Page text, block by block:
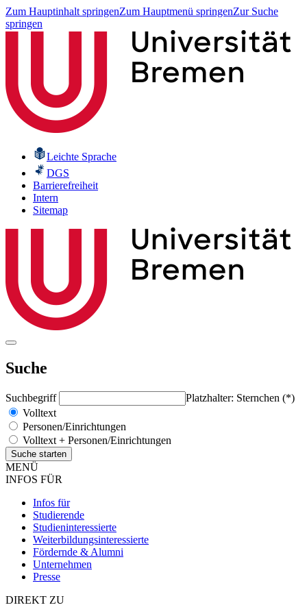
Zum Hauptinhalt springenZum Hauptmenü springenZur Suche
springen
Leichte Sprache
DGS
Barrierefreiheit
Intern
Sitemap
Suche
Suchbegriff
Platzhalter: Sternchen (*)
Volltext
Personen/Einrichtungen
Volltext + Personen/Einrichtungen
MENÜ
INFOS FÜR
Infos für
Studierende
Studieninteressierte
Weiterbildungsinteressierte
Fördernde & Alumni
Unternehmen
Presse
DIREKT ZU